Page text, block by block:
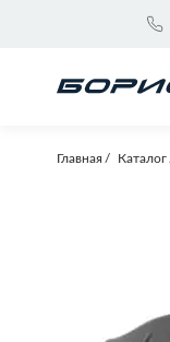
Главная Каталог